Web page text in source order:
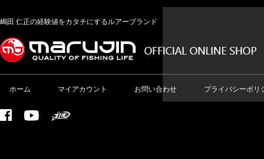
嶋田 仁正の経験値をカタチにするルアーブランド
ホーム マイアカウント お問い合わせ プライバシーポリ